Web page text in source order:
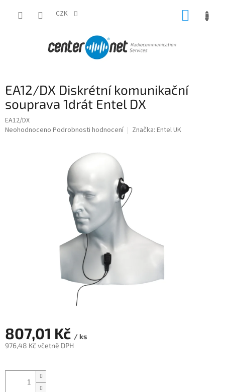
CZK
EA12/DX Diskrétní komunikační
souprava 1drát Entel DX
EA12/DX
Průměrné
Neohodnoceno Podrobnosti hodnocení Značka: Entel UK
807,01 Kč / ks
976,48 Kč včetně DPH
cena: